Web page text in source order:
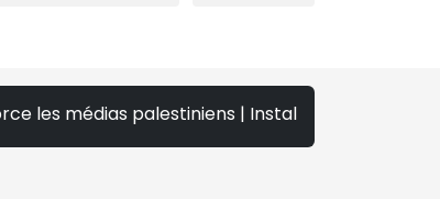
palestiniens | Installation d'un poste